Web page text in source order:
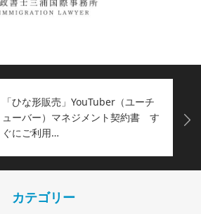
「ひな形販売」YouTuber（ユーチ
ューバー）マネジメント契約書 す
ぐにご利用…
Next
カテゴリー